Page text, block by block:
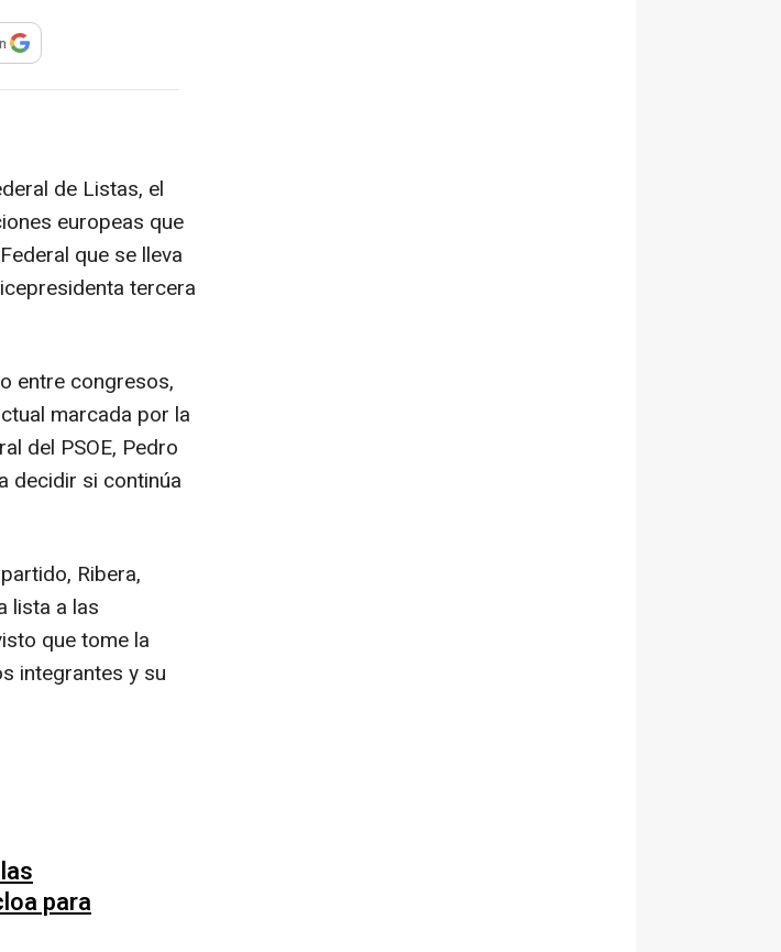
de Listas, el
europeas que
que se lleva
tercera
entre congresos,
marcada por la
del PSOE, Pedro
decidir si continúa
Ribera,
lista a las
que tome la
integrantes y su
para